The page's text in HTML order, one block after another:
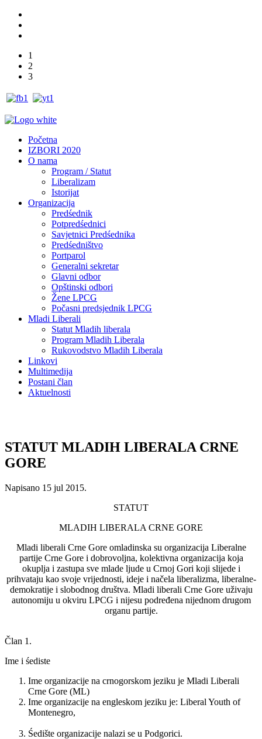
1
2
3
Početna
IZBORI 2020
O nama
Program / Statut
Liberalizam
Istorijat
Organizacija
Predśednik
Potpredśednici
Savjetnici Predśednika
Predśedništvo
Portparol
Generalni sekretar
Glavni odbor
Opštinski odbori
Žene LPCG
Počasni predsjednik LPCG
Mladi Liberali
Statut Mladih liberala
Program Mladih Liberala
Rukovodstvo Mladih Liberala
Linkovi
Multimedija
Postani član
Aktuelnosti
STATUT MLADIH LIBERALA CRNE
GORE
Napisano 15 jul 2015.
STATUT
MLADIH LIBERALA CRNE GORE
Mladi liberali Crne Gore omladinska su organizacija Liberalne
partije Crne Gore i dobrovoljna, kolektivna organizacija koja
okuplja i zastupa sve mlade ljude u Crnoj Gori koji slijede i
prihvataju kao svoje vrijednosti, ideje i načela liberalizma, liberalne-
demokratije i slobodnog društva. Mladi liberali Crne Gore uživaju
autonomiju u okviru LPCG i nijesu podređena nijednom drugom
organu partije.
Član 1.
Ime i śediste
Ime organizacije na crnogorskom jeziku je Mladi Liberali
Crne Gore (ML)
Ime organizacije na engleskom jeziku je: Liberal Youth of
Montenegro,
Śedište organizacije nalazi se u Podgorici.